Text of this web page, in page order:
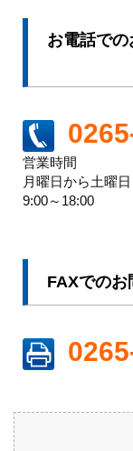
お電話で
営業時間
月曜日から土曜日
9:00～18:00
FAXでのお